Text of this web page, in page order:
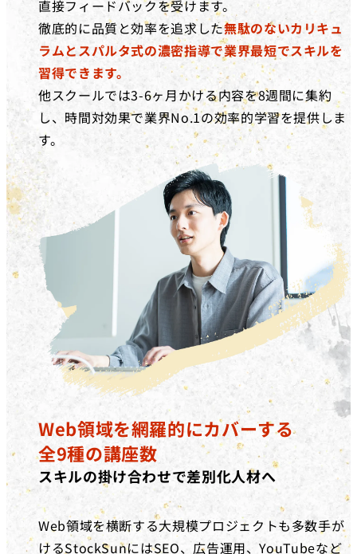
直接フィードバックを受けます。
徹底的に品質と効率を追求した無駄のないカリキュ
ラムとスパルタ式の濃密指導で業界最短でスキルを
習得できます。
他スクールでは3-6ヶ月かける内容を8週間に集約
し、時間対効果で業界No.1の効率的学習を提供しま
す。
Web領域を網羅的にカバーする
全9種の講座数
スキルの掛け合わせで差別化人材へ
Web領域を横断する大規模プロジェクトも多数手が
けるStockSunにはSEO、広告運用、YouTubeなど